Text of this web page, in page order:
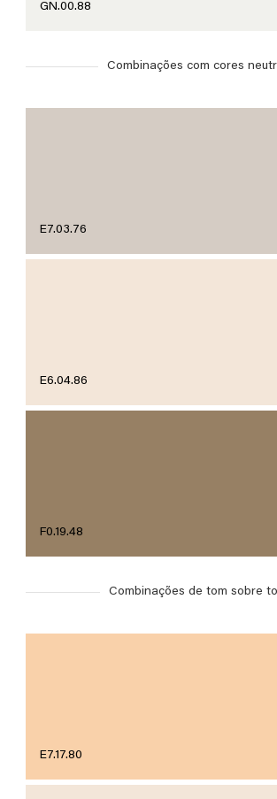
GN.00.88
Combinações com cores
E7.03.76
E6.04.86
F0.19.48
Combinações de tom sobre
E7.17.80